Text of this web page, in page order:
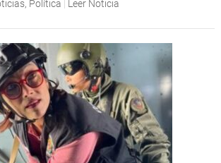
, Política | Leer Noticia